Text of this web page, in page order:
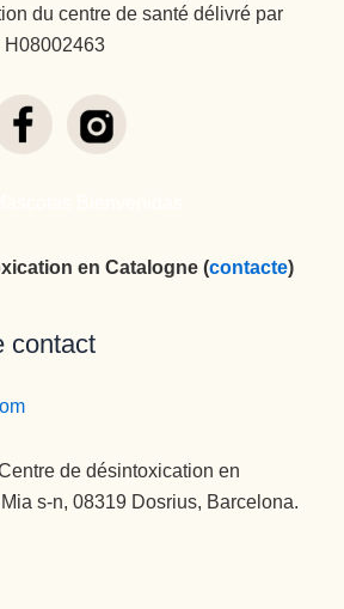
du centre de santé délivré par
H08002463
en Catalogne (contacte)
contact
de désintoxication en
s-n, 08319 Dosrius, Barcelona.